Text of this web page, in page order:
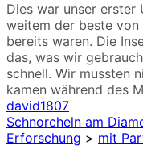
Dies war unser erster
weitem der beste von
bereits waren. Die
das, was wir
schnell. Wir mussten
kamen während des
david1807
Schnorcheln am
Erforschung > mit